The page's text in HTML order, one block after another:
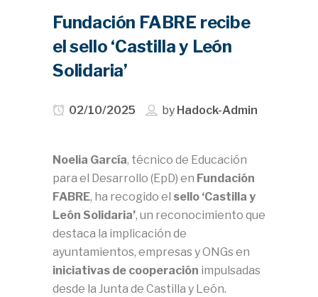
Fundación FABRE recibe
el sello ‘Castilla y León
Solidaria’
02/10/2025 by Hadock-Admin
Noelia García, técnico de Educación
para el Desarrollo (EpD) en Fundación
FABRE, ha recogido el sello ‘Castilla y
León Solidaria’, un reconocimiento que
destaca la implicación de
ayuntamientos, empresas y ONGs en
iniciativas de cooperación impulsadas
desde la Junta de Castilla y León.